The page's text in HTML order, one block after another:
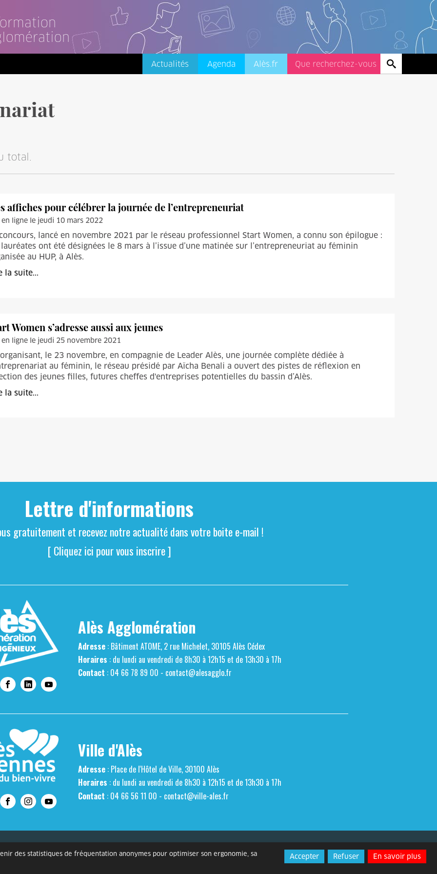
des statistiques de fréquentation anonymes pour optimiser son ergonomie, sa
Accepter Refuser En savoir plus
Actualités Agenda Alès.fr
total.
affiches pour célébrer la journée de l’entrepreneuriat
en ligne le jeudi 10 mars 2022
lancé en novembre 2021 par le réseau professionnel Start Women, a connu son épilogue :
lauréates ont été désignées le 8 mars à l’issue d’une matinée sur l’entrepreneuriat au féminin
au HUP, à Alès.
la suite...
Women s’adresse aussi aux jeunes
en ligne le jeudi 25 novembre 2021
le 23 novembre, en compagnie de Leader Alès, une journée complète dédiée à
au féminin, le réseau présidé par Aïcha Benali a ouvert des pistes de réflexion en
des jeunes filles, futures cheffes d'entreprises potentielles du bassin d’Alès.
la suite...
Lettre d'informations
gratuitement et recevez notre actualité dans votre boite e-mail !
[ Cliquez ici pour vous inscrire ]
Alès Agglomération
Adresse: Bâtiment ATOME, 2 rue Michelet, 30105 Alès Cédex
Horaires : du lundi au vendredi de 8h30 à 12h15 et de 13h30 à 17h
Contact : 04 66 78 89 00 - contact@alesagglo.fr
Ville d'Alès
Adresse: Place de l'Hôtel de Ville, 30100 Alès
Horaires : du lundi au vendredi de 8h30 à 12h15 et de 13h30 à 17h
Contact : 04 66 56 11 00 - contact@ville-ales.fr
personnelles Mentions légales Gestion des cookies Accessibilité Espace presse Contact